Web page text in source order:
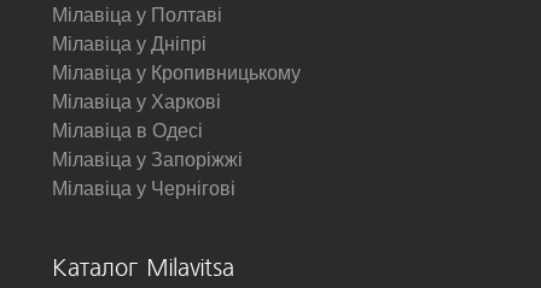
Мілавіца у Полтаві
Мілавіца у Дніпрі
Мілавіца у Кропивницькому
Мілавіца у Харкові
Мілавіца в Одесі
Мілавіца у Запоріжжі
Мілавіца у Чернігові
Каталог Milavitsa